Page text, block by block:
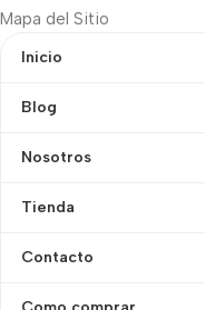
Mapa del Sitio
Inicio
Blog
Nosotros
Tienda
Contacto